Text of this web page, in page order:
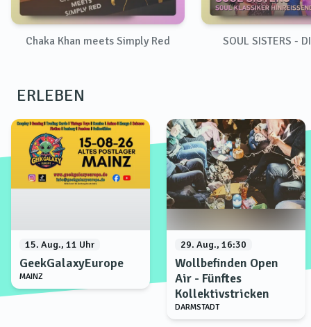
Chaka Khan meets Simply Red SOUL SISTERS -
ERLEBEN
15. Aug., 11 Uhr
GeekGalaxyEurope
MAINZ
29. Aug., 16:30
Wollbefinden Open
Air - Fünftes
Kollektivstricken
DARMSTADT